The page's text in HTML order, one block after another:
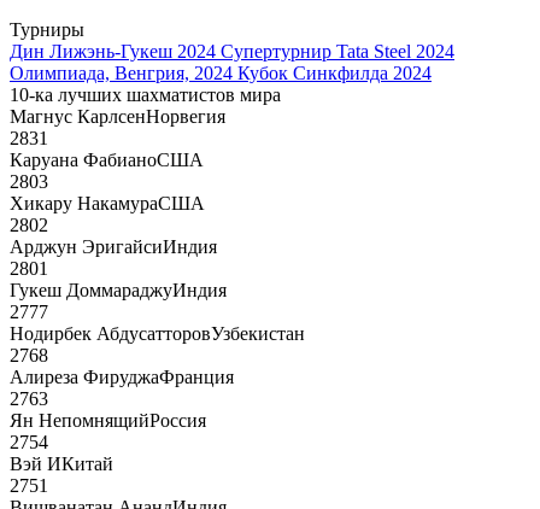
Турниры
Дин Лижэнь-Гукеш 2024 Супертурнир Tata Steel 2024
Олимпиада, Венгрия, 2024 Кубок Синкфилда 2024
10-ка лучших шахматистов мира
Магнус КарлсенНорвегия
2831
Каруана ФабианоСША
2803
Хикару НакамураСША
2802
Арджун ЭригайсиИндия
2801
Гукеш ДоммараджуИндия
2777
Нодирбек АбдусатторовУзбекистан
2768
Алиреза ФируджаФранция
2763
Ян НепомнящийРоссия
2754
Вэй ИКитай
2751